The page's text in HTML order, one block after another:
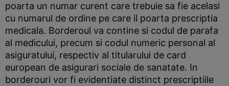
poarta un numar curent care trebuie sa fie acelasi
cu numarul de ordine pe care il poarta prescriptia
medicala. Borderoul va contine si codul de parafa
al medicului, precum si codul numeric personal al
asiguratului, respectiv al titularului de card
european de asigurari sociale de sanatate. In
borderouri vor fi evidentiate distinct prescriptiile